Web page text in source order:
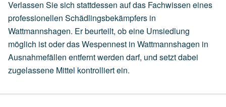
Verlassen Sie sich stattdessen auf das Fachwissen eines
professionellen Schädlingsbekämpfers in
Wattmannshagen. Er beurteilt, ob eine Umsiedlung
möglich ist oder das Wespennest in Wattmannshagen in
Ausnahmefällen entfernt werden darf, und setzt dabei
zugelassene Mittel kontrolliert ein.